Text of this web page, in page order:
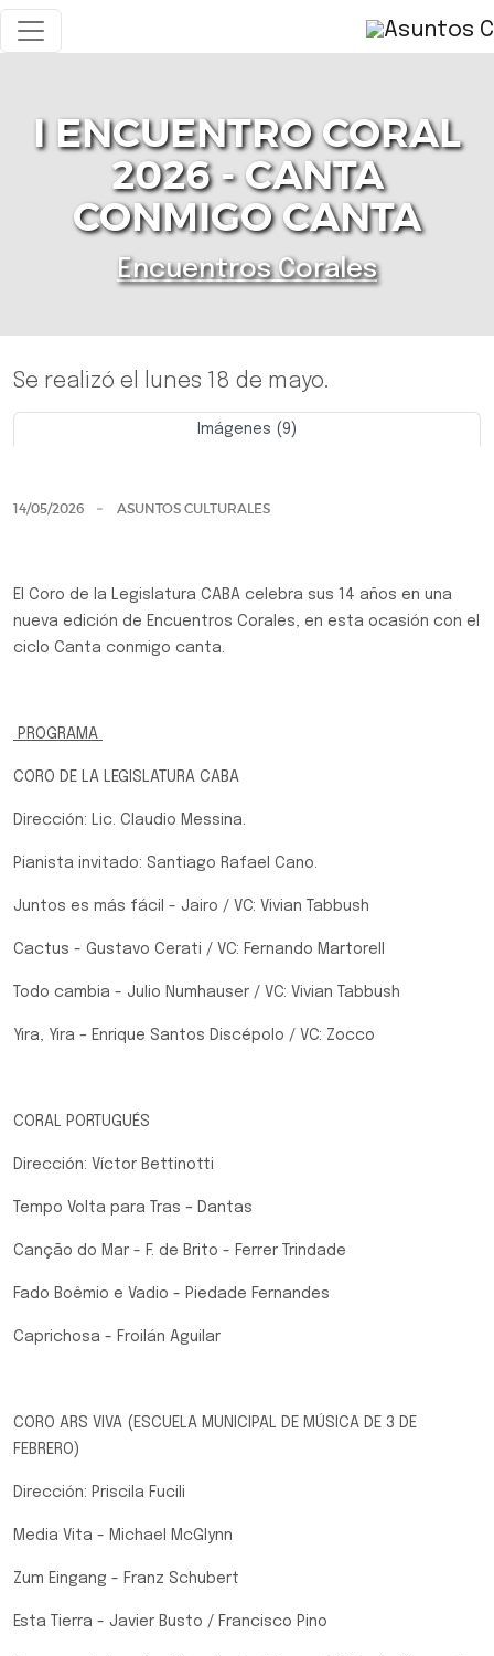
I ENCUENTRO CORAL
2026 - CANTA
CONMIGO CANTA
Encuentros Corales
Se realizó el lunes 18 de mayo.
Imágenes (9)
14/05/2026 ASUNTOS CULTURALES
El Coro de la Legislatura CABA celebra sus 14 años en una
nueva edición de Encuentros Corales, en esta ocasión con el
ciclo Canta conmigo canta.
PROGRAMA
CORO DE LA LEGISLATURA CABA
Dirección: Lic. Claudio Messina.
Pianista invitado: Santiago Rafael Cano.
Juntos es más fácil - Jairo / VC: Vivian Tabbush
Cactus - Gustavo Cerati / VC: Fernando Martorell
Todo cambia - Julio Numhauser / VC: Vivian Tabbush
Yira, Yira – Enrique Santos Discépolo / VC: Zocco
CORAL PORTUGUÉS
Dirección: Víctor Bettinotti
Tempo Volta para Tras – Dantas
Canção do Mar - F. de Brito - Ferrer Trindade
Fado Boêmio e Vadio - Piedade Fernandes
Caprichosa - Froilán Aguilar
CORO ARS VIVA (ESCUELA MUNICIPAL DE MÚSICA DE 3 DE
FEBRERO)
Dirección: Priscila Fucili
Media Vita - Michael McGlynn
Zum Eingang - Franz Schubert
Esta Tierra - Javier Busto / Francisco Pino